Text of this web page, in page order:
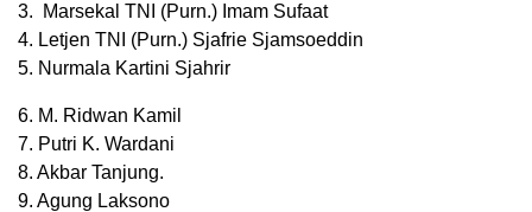
3. Marsekal TNI (Purn.) Imam Sufaat
4. Letjen TNI (Purn.) Sjafrie Sjamsoeddin
5. Nurmala Kartini Sjahrir
6. M. Ridwan Kamil
7. Putri K. Wardani
8. Akbar Tanjung.
9. Agung Laksono